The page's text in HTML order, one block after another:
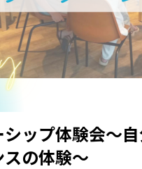
ップ体験会〜
の体験〜